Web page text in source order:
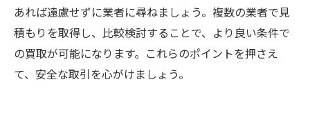
あれば遠慮せずに業者に尋ねましょう。複数の業者で見
積もりを取得し、比較検討することで、より良い条件で
の買取が可能になります。これらのポイントを押さえ
て、安全な取引を心がけましょう。